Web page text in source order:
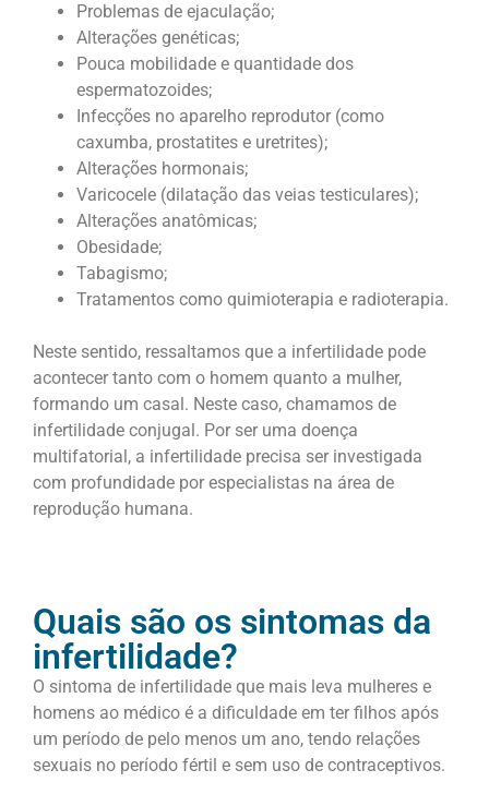
Problemas de ejaculação;
Alterações genéticas;
Pouca mobilidade e quantidade dos
espermatozoides;
Infecções no aparelho reprodutor (como
caxumba, prostatites e uretrites);
Alterações hormonais;
Varicocele (dilatação das veias testiculares);
Alterações anatômicas;
Obesidade;
Tabagismo;
Tratamentos como quimioterapia e radioterapia.
Neste sentido, ressaltamos que a infertilidade pode
acontecer tanto com o homem quanto a mulher,
formando um casal. Neste caso, chamamos de
infertilidade conjugal. Por ser uma doença
multifatorial, a infertilidade precisa ser investigada
com profundidade por especialistas na área de
reprodução humana.
Quais são os sintomas da
infertilidade?
O sintoma de infertilidade que mais leva mulheres e
homens ao médico é a dificuldade em ter filhos após
um período de pelo menos um ano, tendo relações
sexuais no período fértil e sem uso de contraceptivos.